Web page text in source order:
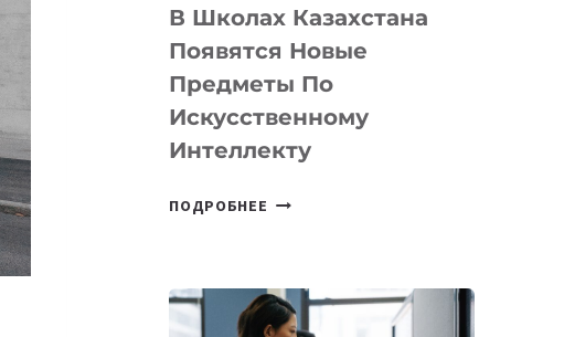
ДЛЯ
ТЕХНОЛОГИЧЕСКИХ
СТАРТАПОВ
В Школах Казахстана
Появятся Новые
Предметы По
Искусственному
Интеллекту
ПОДРОБНЕЕ
НОВЫЕ